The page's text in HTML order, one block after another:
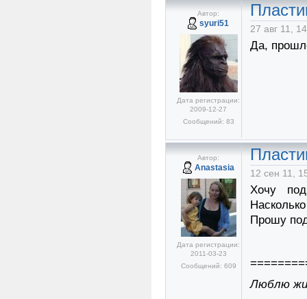
Автор:
syuri51
Дата регистрации:
2009-12-27
Сообщений: 83
27 авг 11,
Да,
Автор:
Anastasia
Дата регистрации:
2011-03-23
Сообщений: 609
12 сен 11,
Хочу
Прошу
Люблю